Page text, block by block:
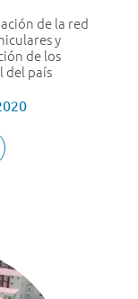
de la red
y
de los
del país